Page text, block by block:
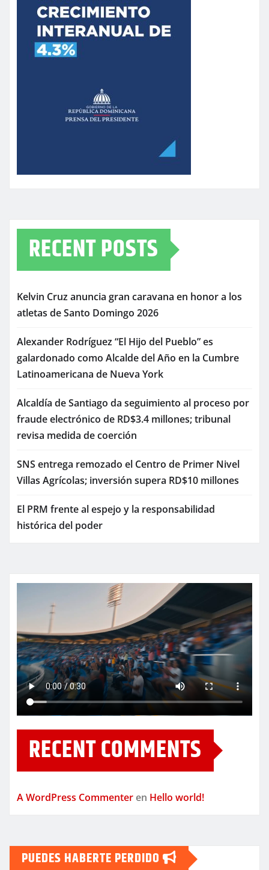
RECENT POSTS
Kelvin Cruz anuncia gran caravana en honor a los
atletas de Santo Domingo 2026
Alexander Rodríguez “El Hijo del Pueblo” es
galardonado como Alcalde del Año en la Cumbre
Latinoamericana de Nueva York
Alcaldía de Santiago da seguimiento al proceso por
fraude electrónico de RD$3.4 millones; tribunal
revisa medida de coerción
SNS entrega remozado el Centro de Primer Nivel
Villas Agrícolas; inversión supera RD$10 millones
El PRM frente al espejo y la responsabilidad
histórica del poder
RECENT COMMENTS
A WordPress Commenter en Hello world!
PUEDES HABERTE PERDIDO